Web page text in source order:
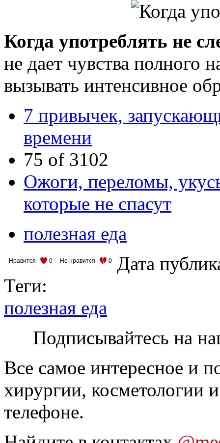
Когда употреблять не
не дает чувства полного
вызывать интенсивное
7 привычек,
времени
75 of 3102
Ожоги, переломы,
которые не спасут
полезная еда
Нравится 0 Не нравится 0
Дата
Теги:
полезная еда
Подписывайтесь на
Все самое интересное и
хирургии, косметологии
телефоне.